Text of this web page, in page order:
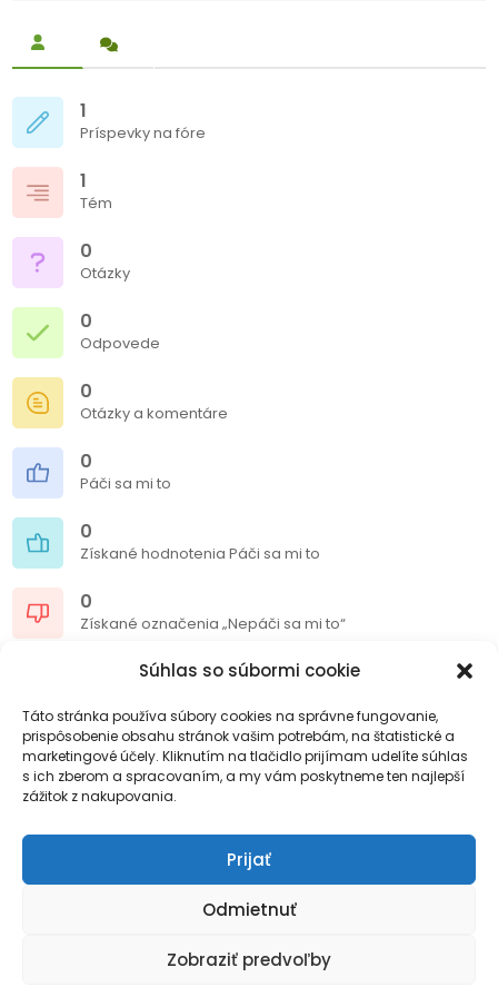
Súhlas so súbormi cookie
Táto stránka používa súbory cookies na správne fungovanie,
prispôsobenie obsahu stránok vašim potrebám, na štatistické a
marketingové účely. Kliknutím na tlačidlo prijímam udelíte súhlas
s ich zberom a spracovaním, a my vám poskytneme ten najlepší
zážitok z nakupovania.
Prijať
Odmietnuť
Zobraziť predvoľby
1
Príspevky na fóre
1
Tém
0
Otázky
0
Odpovede
0
Otázky a komentáre
0
Páči sa mi to
0
Získané hodnotenia Páči sa mi to
0
Získané označenia „Nepáči sa mi to“
0
Príspevky na blogu
Komentáre blogu